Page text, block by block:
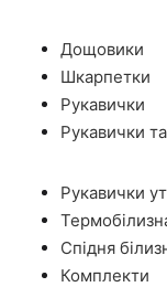
Дощовики
Шкарпетки
Рукавички
Рукавички
Рукавички
Спідня
Комплекти